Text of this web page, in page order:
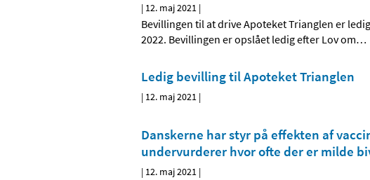
| 12. maj 2021 |
Bevillingen til at drive Apoteket Trianglen er
2022. Bevillingen er opslået ledig efter Lov om…
Ledig bevilling til Apoteket Trianglen
| 12. maj 2021 |
Danskerne har styr på effekten af
undervurderer hvor ofte der er milde
| 12. maj 2021 |